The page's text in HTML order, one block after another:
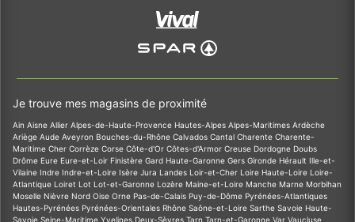
Je trouve mes magasins de proximité
Ain Aisne Allier Alpes-de-Haute-Provence Hautes-Alpes Alpes-Maritimes Ardèche
Ariège Aude Aveyron Bouches-du-Rhône Calvados Cantal Charente Charente-
Maritime Cher Corrèze Corse Côte-d'Or Côtes-d'Armor Creuse Dordogne Doubs
Drôme Eure Eure-et-Loir Finistère Gard Haute-Garonne Gers Gironde Hérault Ille-et-
Vilaine Indre Indre-et-Loire Isère Jura Landes Loir-et-Cher Loire Haute-Loire Loire-
Atlantique Loiret Lot Lot-et-Garonne Lozère Maine-et-Loire Manche Marne Morbihan
Moselle Nièvre Nord Oise Orne Pas-de-Calais Puy-de-Dôme Pyrénées-Atlantiques
Hautes-Pyrénées Pyrénées-Orientales Rhône Saône-et-Loire Sarthe Savoie Haute-
Savoie Seine-Maritime Yvelines Deux-Sèvres Tarn Tarn-et-Garonne Var Vaucluse